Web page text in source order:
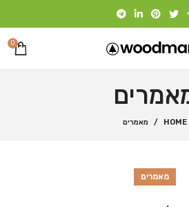
0
HOME מאמרים
מאמרים